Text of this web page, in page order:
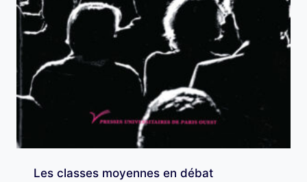
Les classes moyennes en débat